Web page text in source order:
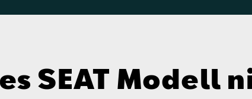
SEAT Modell